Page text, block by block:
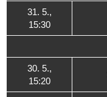
31. 5.,
15:30
30. 5.,
15:20